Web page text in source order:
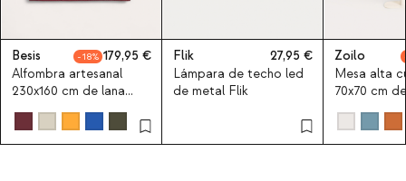
Besis 18
179,95
Alfombra artesanal
230x160 cm de lana
Besis
Flik
27,95
Lámpara de techo led
de metal Flik
Zoilo
Mesa alta
70x70 cm
Zoilo